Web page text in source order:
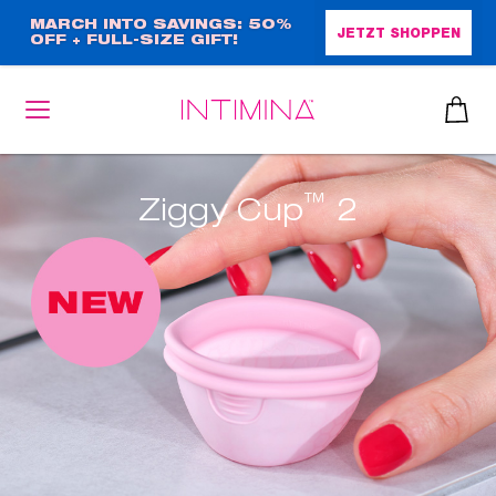
zum
Inhalt
MARCH INTO SAVINGS: 50%
OFF + FULL-SIZE GIFT!
JETZT SHOPPEN
2
Ziggy Cup™ 2